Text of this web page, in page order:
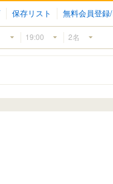
保存リスト 無料会員登録